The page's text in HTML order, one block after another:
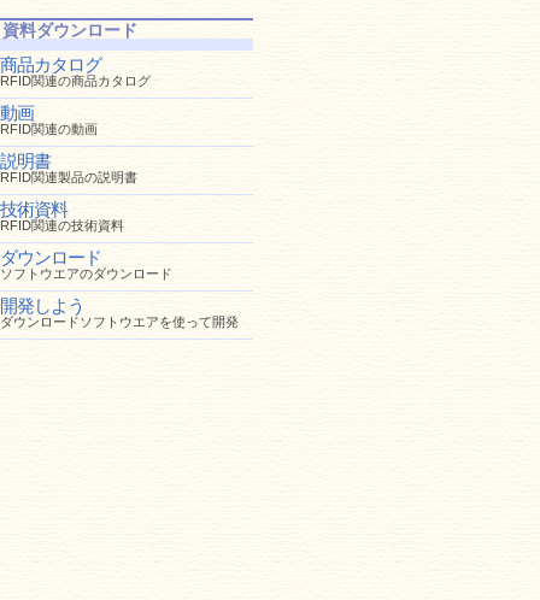
資料ダウンロード
商品カタログ
RFID関連の商品カタログ
動画
RFID関連の動画
説明書
RFID関連製品の説明書
技術資料
RFID関連の技術資料
ダウンロード
ソフトウエアのダウンロード
開発しよう
ダウンロードソフトウエアを使って開発